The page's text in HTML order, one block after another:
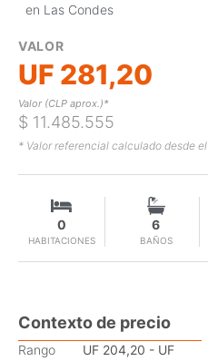
en Las Condes
VALOR
UF 281,20
Valor (CLP aprox.)*
$ 11.485.555
* Valor referencial calculado desde
HABITACIONES
0
BAÑOS
6
Contexto de precio
Rango
UF 204,20 - UF